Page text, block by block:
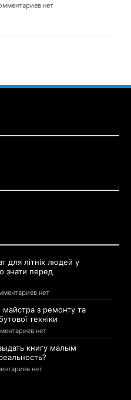
нет
для літніх людей у
знати перед
нет
з ремонту та
техніки
нет
книгу малым
нет